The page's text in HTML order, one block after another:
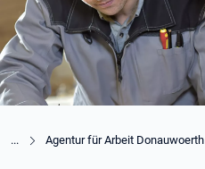
Agentur für Arbeit Donauwoerth